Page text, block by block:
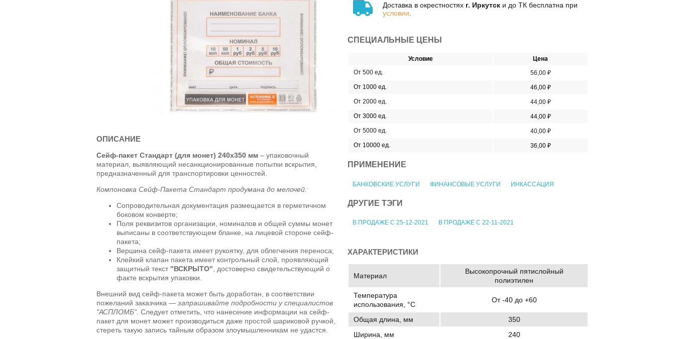
Доставка в окрестностях г. Иркутск и до ТК бесплатна при
условии
СПЕЦИАЛЬНЫЕ ЦЕНЫ
Условие
Цена
От 500 ед.
56,00 ₽
От 1000 ед.
46,00 ₽
От 2000 ед.
44,00 ₽
От 3000 ед.
44,00 ₽
От 5000 ед.
40,00 ₽
От 10000 ед.
36,00 ₽
ПРИМЕНЕНИЕ
БАНКОВСКИЕ УСЛУГИ ФИНАНСОВЫЕ УСЛУГИ ИНКАССАЦИЯ
ДРУГИЕ ТЭГИ
В ПРОДАЖЕ С 25-12-2021 В ПРОДАЖЕ С 22-11-2021
ОПИСАНИЕ
Сейф-пакет Стандарт (для монет) 240x350 мм – упаковочный
материал, выявляющий несанкционированные попытки вскрытия,
предназначенный для транспортировки ценностей.
Компоновка Сейф-Пакета Стандарт продумана до мелочей:
Сопроводительная документация размещается в герметичном
боковом конверте;
Поля реквизитов организации, номиналов и общей суммы монет
выписаны в соответствующем бланке, на лицевой стороне сейф-
пакета;
Вершина сейф-пакета имеет рукоятку, для облегчения переноса;
Клейкий клапан пакета имеет контрольный слой, проявляющий
защитный текст "ВСКРЫТО" , достоверно свидетельствующий о
факте вскрытия упаковки.
Внешний вид сейф-пакета может быть доработан, в соответствии
пожеланий заказчика — запрашивайте подробности у специалистов
"АСПЛОМБ". Следует отметить, что нанесение информации на сейф-
пакет для монет может производиться даже простой шариковой ручкой,
стереть такую запись тайным образом злоумышленникам не удастся.
ХАРАКТЕРИСТИКИ
Материал
Высокопрочный пятислойный
полиэтилен
Температура
использования, °C
От -40 до +60
Общая длина, мм
350
Ширина, мм
240